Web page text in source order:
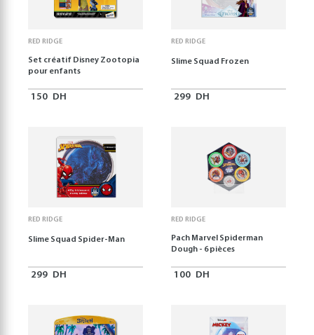
RED RIDGE
Set créatif Disney Zootopia
pour enfants
150 DH
RED RIDGE
Slime Squad Frozen
299 DH
RED RIDGE
Slime Squad Spider-Man
299 DH
RED RIDGE
Pach Marvel Spiderman
Dough - 6 pièces
100 DH